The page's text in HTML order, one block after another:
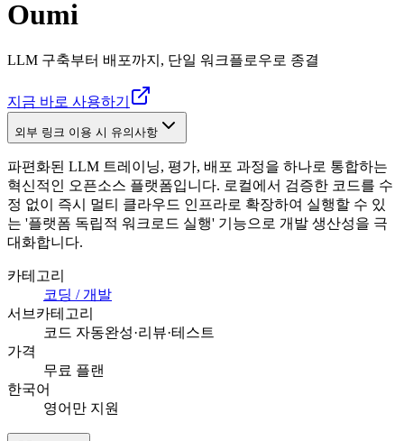
Oumi
LLM 구축부터 배포까지, 단일 워크플로우로 종결
지금 바로 사용하기
외부 링크 이용 시 유의사항
파편화된 LLM 트레이닝, 평가, 배포 과정을 하나로 통합하는
혁신적인 오픈소스 플랫폼입니다. 로컬에서 검증한 코드를 수
정 없이 즉시 멀티 클라우드 인프라로 확장하여 실행할 수 있
는 '플랫폼 독립적 워크로드 실행' 기능으로 개발 생산성을 극
대화합니다.
카테고리
코딩 / 개발
서브카테고리
코드 자동완성·리뷰·테스트
가격
무료 플랜
한국어
영어만 지원